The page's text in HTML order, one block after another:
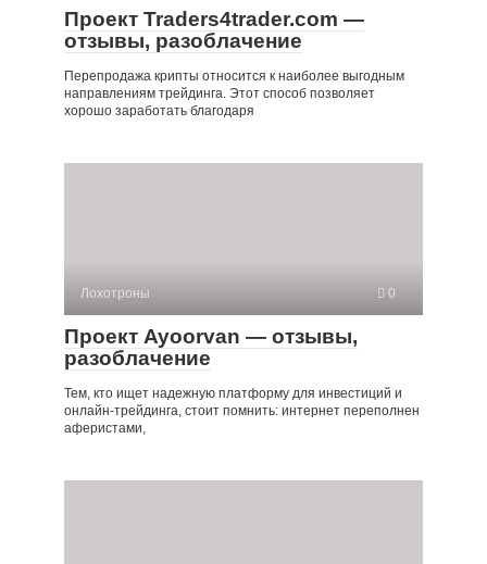
Проект Traders4trader.com —
отзывы, разоблачение
Перепродажа крипты относится к наиболее выгодным
направлениям трейдинга. Этот способ позволяет
хорошо заработать благодаря
Лохотроны 0
Проект Ayoorvan — отзывы,
разоблачение
Тем, кто ищет надежную платформу для инвестиций и
онлайн-трейдинга, стоит помнить: интернет переполнен
аферистами,